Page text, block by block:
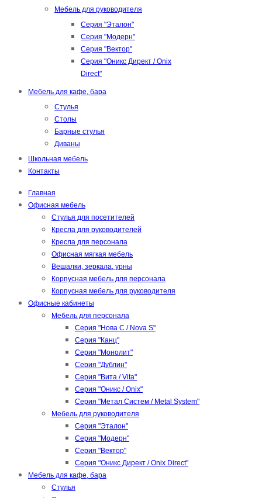
Мебель для руководителя
Серия "Эталон"
Серия "Модерн"
Серия "Вектор"
Серия "Оникс Директ / Onix
Direct"
Мебель для кафе, бара
Стулья
Столы
Барные стулья
Диваны
Школьная мебель
Контакты
Главная
Офисная мебель
Стулья для посетителей
Кресла для руководителей
Кресла для персонала
Офисная мягкая мебель
Вешалки, зеркала, урны
Корпусная мебель для персонала
Корпусная мебель для руководителя
Офисные кабинеты
Мебель для персонала
Серия "Нова С / Nova S"
Серия "Канц"
Серия "Монолит"
Серия "Дублин"
Серия "Вита / Vita"
Серия "Оникс / Onix"
Серия "Метал Систем / Metal System"
Мебель для руководителя
Серия "Эталон"
Серия "Модерн"
Серия "Вектор"
Серия "Оникс Директ / Onix Direct"
Мебель для кафе, бара
Стулья